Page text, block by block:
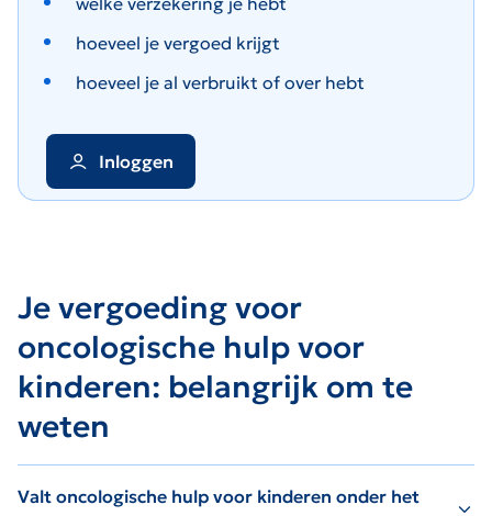
hoeveel je vergoed krijgt
hoeveel je al verbruikt of over hebt
Inloggen
Je vergoeding voor
oncologische hulp voor
kinderen: belangrijk om te
weten
Valt oncologische hulp voor kinderen onder het